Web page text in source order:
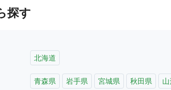
探す
北海道
青森県 岩手県 宮城県 秋田県